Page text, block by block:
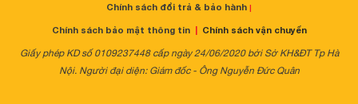
Chính sách đổi trả & bảo hành |
Chính sách bảo mật thông tin| Chính sách vận chuyển
Giấy phép KD số 0109237448 cấp ngày 24/06/2020 bởi Sở KH&ĐT Tp Hà
Nội. Người đại diện: Giám đốc - Ông Nguyễn Đức Quân